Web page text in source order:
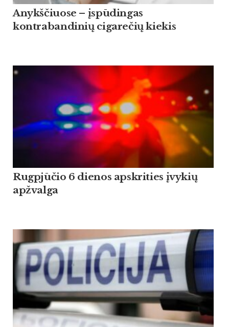
Anykščiuose – įspūdingas
kontrabandinių cigarečių kiekis
Rugpjūčio 6 dienos apskrities įvykių
apžvalga